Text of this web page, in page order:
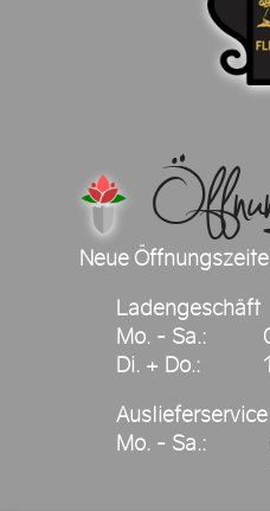
Neue
Ladengeschäft
Mo. - Sa.:
Di. + Do.:
Auslieferservice
Mo. - Sa.: